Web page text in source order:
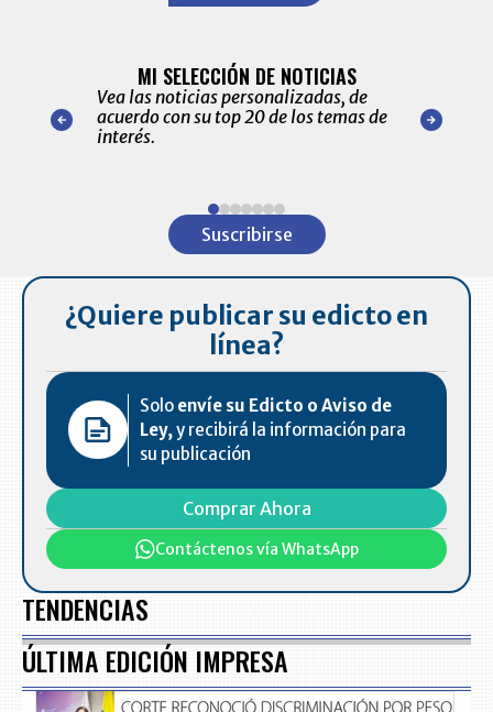
nuestro
para
MI SELECCIÓN DE NOTICIAS
Vea las noticias personalizadas, de
acuerdo con su top 20 de los temas de
interés.
de las
Suscribirse
¿Quiere publicar su edicto en
línea?
Solo envíe su Edicto o Aviso de
Ley,y recibirá la información para
su publicación
Comprar Ahora
Contáctenos vía WhatsApp
TENDENCIAS
ÚLTIMA EDICIÓN IMPRESA